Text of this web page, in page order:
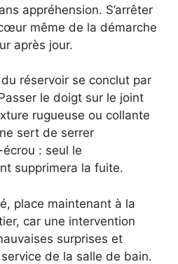
appréhension. S’arrêter
même de la démarche
après jour.
du réservoir se conclut par
le doigt sur le joint
rugueuse ou collante
sert de serrer
: seul le
supprimera la fuite.
place maintenant à la
car une intervention
surprises et
de la salle de bain.